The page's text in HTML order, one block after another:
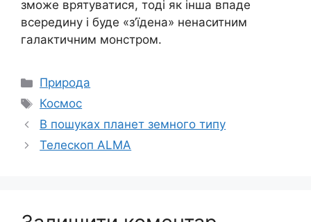
зможе врятуватися, тоді як інша впаде
всередину і буде «з’їдена» ненаситним
галактичним монстром.
Категорії
Природа
Позначки
Космос
В пошуках планет земного типу
Телескоп ALMA